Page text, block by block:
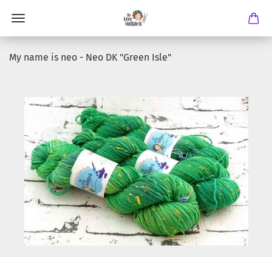
My name is neo - Neo DK "Green Isle"